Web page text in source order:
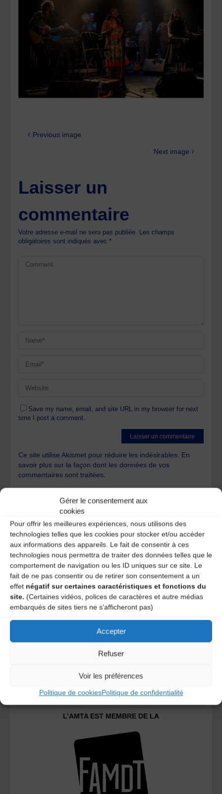
Gérer le consentement aux
cookies
Pour offrir les meilleures expériences, nous utilisons des
technologies telles que les cookies pour stocker et/ou accéder
aux informations des appareils. Le fait de consentir à ces
technologies nous permettra de traiter des données telles que le
comportement de navigation ou les ID uniques sur ce site. Le
fait de ne pas consentir ou de retirer son consentement a un
effet négatif sur certaines caractéristiques et fonctions du
site. (Certaines vidéos, polices de caractères et autre médias
embarqués de sites tiers ne s'afficheront pas)
Accepter
Refuser
Voir les préférences
Politique de cookiesPolitique de confidentialité
Previous image
Next image
Laisser un
commentaire
Votre adresse e-mail ne sera pas publiée. Les champs
obligatoires sont indiqués avec*
Save my name, email, and site URL in my browser for next
time I post a comment.
Ce site utilise Akismet pour réduire les indésirables. En
savoir plus sur la façon dont les données de vos
commentaires sont traitées.
A DECOUVRIR :
L’AMTA EST MEMBRE DE LA